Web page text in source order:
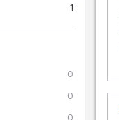
1
0
0
0